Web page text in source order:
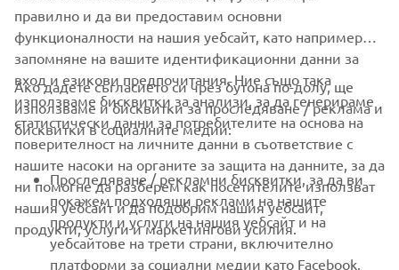
CORPORATE
FOR BUSINESS
MORE YAMAHA
SUPPORT
правилно и да ви предоставим основни
функционалности на нашия уебсайт, като например
запомняне на вашите идентификационни данни за
вход и езикови предпочитания. Ние също така
използваме бисквитки за анализи, за да генерираме
статистически данни за потребителите на основа на
поверителност на личните данни в съответствие с
нашите насоки на органите за защита на данните, за да
ни помогне да разберем как посетителите използват
нашия уебсайт и да подобрим нашия уебсайт,
продукти, услуги и маркетингови усилия.
Ако дадете съгласието си чрез бутона по-долу, ще
използваме и бисквитки за проследяване / реклама и
бисквитки в социалните медии:
Проследяване / рекламни бисквитки, за да ви
покажем подходящи реклами на нашите
продукти и услуги на нашия уебсайт и на
уебсайтове на трети страни, включително
платформи за социални медии като Facebook,